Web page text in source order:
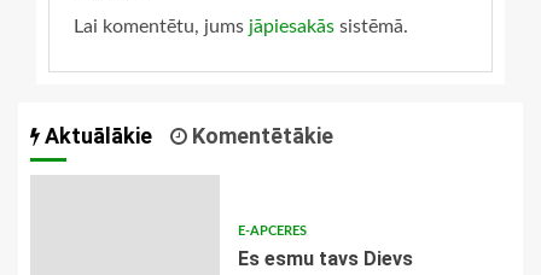
Lai komentētu, jums jāpiesakās sistēmā.
Aktuālākie Komentētākie
E-APCERES
Es esmu tavs Dievs